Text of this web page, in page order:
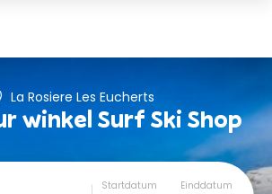
La Rosiere Les Eucherts
winkel Surf Ski Shop
Startdatum Einddatum